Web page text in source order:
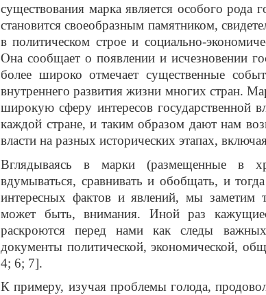
существования марка является особого
становится своеобразным памятником,
в политическом строе и социально-
Она сообщает о появлении и исчезновении
более широко отмечает существенные
внутреннего развития жизни многих стран.
широкую сферу интересов государственной
каждой стране, и таким образом дают нам
власти на разных исторических этапах,
Вглядываясь в марки (размещенные в
вдумываться, сравнивать и обобщать, и
интересных фактов и явлений, мы заметим
может быть, внимания. Иной раз
раскроются перед нами как следы
документы политической, экономической,
4; 6; 7].
К примеру, изучая проблемы голода,